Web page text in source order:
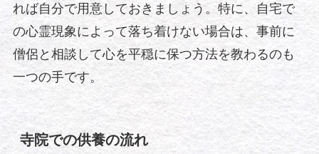
れば自分で用意しておきましょう。特に、自宅で
の心霊現象によって落ち着けない場合は、事前に
僧侶と相談して心を平穏に保つ方法を教わるのも
一つの手です。
寺院での供養の流れ